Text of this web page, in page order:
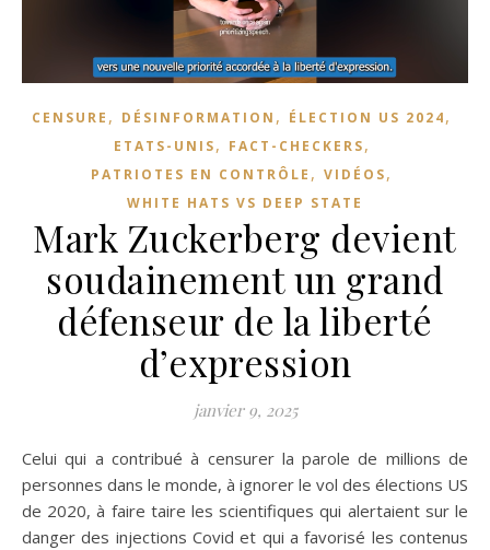
CENSURE , DÉSINFORMATION , ÉLECTION US 2024,
ETATS-UNIS, FACT-CHECKERS,
PATRIOTES EN CONTRÔLE , VIDÉOS,
WHITE HATS VS DEEP STATE
Mark Zuckerberg devient
soudainement un grand
défenseur de la liberté
d’expression
janvier 9, 2025
Celui qui a contribué à censurer la parole de millions de
personnes dans le monde, à ignorer le vol des élections US
de 2020, à faire taire les scientifiques qui alertaient sur le
danger des injections Covid et qui a favorisé les contenus